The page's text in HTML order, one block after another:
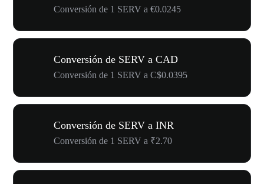
Conversión de 1 SERV a €0.0245
Conversión de SERV a CAD
Conversión de 1 SERV a C$0.0395
Conversión de SERV a INR
Conversión de 1 SERV a ₹2.70